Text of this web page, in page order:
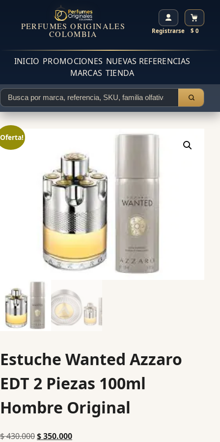
PERFUMES ORIGINALES
COLOMBIA Registrarse $ 0
INICIO PROMOCIONES NUEVAS REFERENCIAS
MARCAS TIENDA
Estuche Wanted Azzaro
EDT 2 Piezas 100ml
Hombre Original
$430.000$350.000